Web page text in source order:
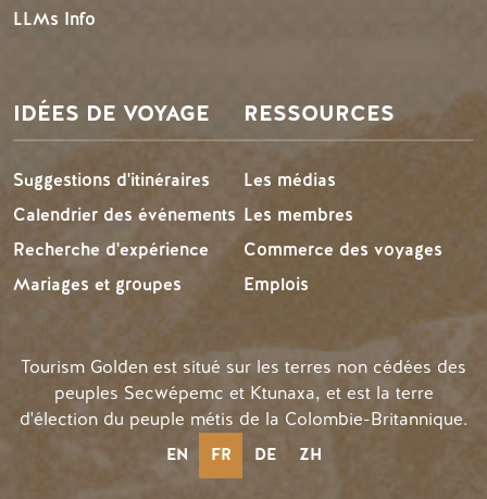
LLMs Info
IDÉES DE VOYAGE
Suggestions d'itinéraires
Calendrier des événements
Recherche d'expérience
Mariages et groupes
RESSOURCES
Les médias
Les membres
Commerce des voyages
Emplois
Tourism Golden est situé sur les terres non cédées des
peuples Secwépemc et Ktunaxa, et est la terre
d'élection du peuple métis de la Colombie-Britannique.
EN FR DE ZH